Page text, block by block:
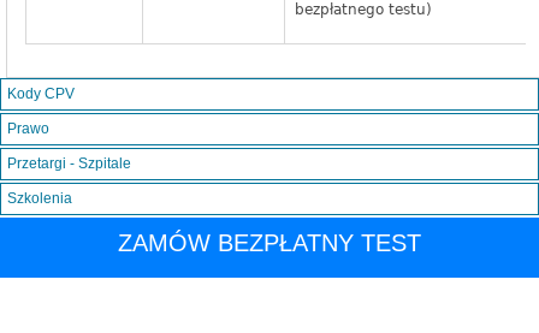
bezpłatnego testu)
Kody CPV
Prawo
Przetargi - Szpitale
Szkolenia
ZAMÓW BEZPŁATNY TEST